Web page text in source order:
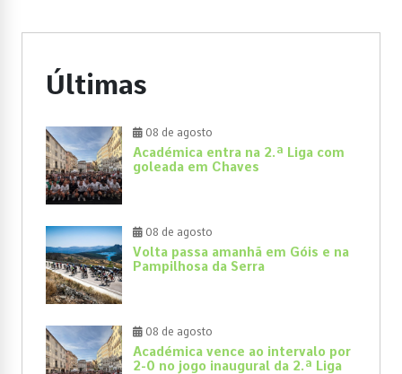
Últimas
08 de agosto
Académica entra na 2.ª Liga com
goleada em Chaves
08 de agosto
Volta passa amanhã em Góis e na
Pampilhosa da Serra
08 de agosto
Académica vence ao intervalo por
2-0 no jogo inaugural da 2.ª Liga